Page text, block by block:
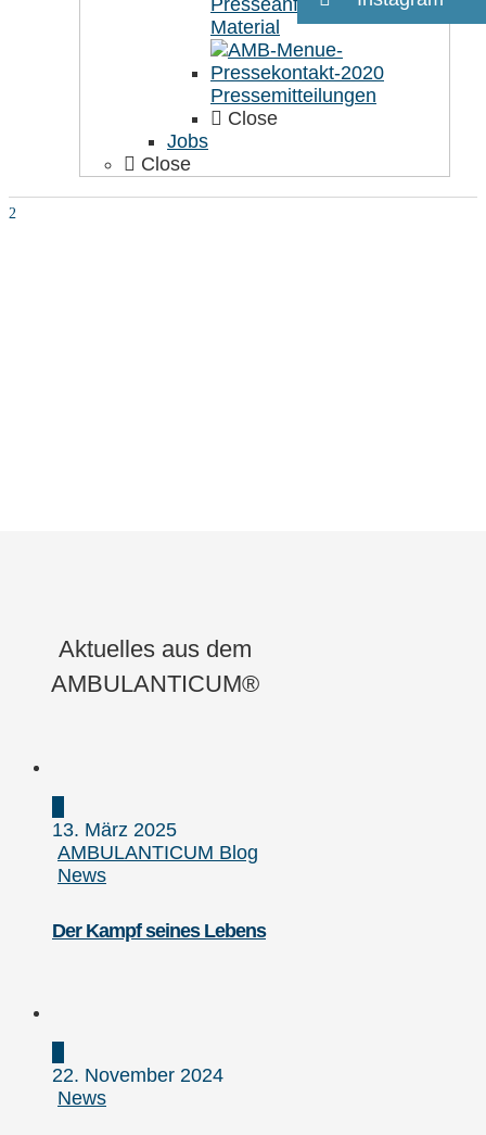
Material
Pressemitteilungen
Close
Jobs
Close
Aktuelles aus dem
AMBULANTICUM®
13. März 2025
AMBULANTICUM Blog
News
Der Kampf seines Lebens
22. November 2024
News